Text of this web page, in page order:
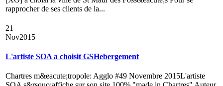
rapprocher de ses clients de la...
21
Nov2015
L'artiste SOA a choisit GSHebergement
Chartres m&eacute;tropole: Agglo #49 Novembre 2015L'artiste